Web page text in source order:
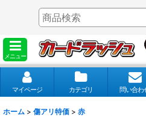
メニュー
マイページ カテゴリ 問い合わ
ホーム > 傷アリ特価 > 赤